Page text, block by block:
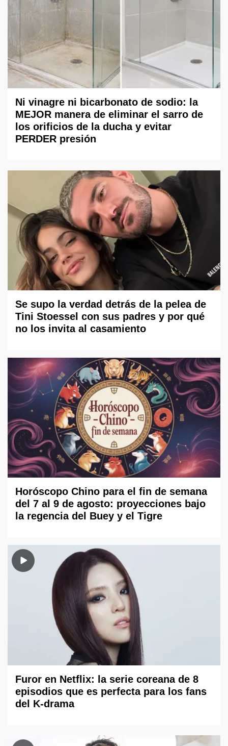
Ni vinagre ni bicarbonato de sodio: la
MEJOR manera de eliminar el sarro de
los orificios de la ducha y evitar
PERDER presión
Se supo la verdad detrás de la pelea de
Tini Stoessel con sus padres y por qué
no los invita al casamiento
Horóscopo Chino para el fin de semana
del 7 al 9 de agosto: proyecciones bajo
la regencia del Buey y el Tigre
Furor en Netflix: la serie coreana de 8
episodios que es perfecta para los fans
del K-drama